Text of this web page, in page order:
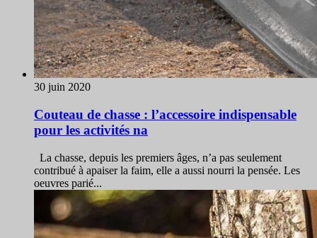
30 juin 2020
Couteau de chasse : l’accessoire indispensable
pour les activités na
La chasse, depuis les premiers âges, n’a pas seulement
contribué à apaiser la faim, elle a aussi nourri la pensée. Les
oeuvres parié...